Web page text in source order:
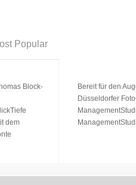
Popular
Block-
dem
Bereit für den
Düsseldorfer